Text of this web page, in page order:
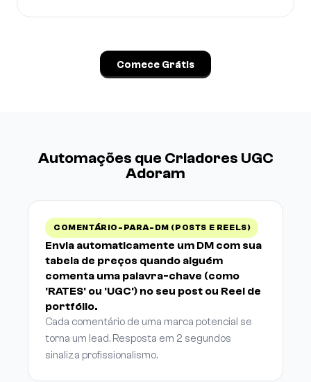
Comece Grátis
Automações que Criadores UGC
Adoram
COMENTÁRIO-PARA-DM (POSTS E REELS)
Envia automaticamente um DM com sua
tabela de preços quando alguém
comenta uma palavra-chave (como
'RATES' ou 'UGC') no seu post ou Reel de
portfólio.
Cada comentário de uma marca potencial se
torna um lead. Resposta em 2 segundos
sinaliza profissionalismo.